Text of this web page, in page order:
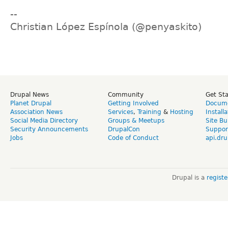
--
Christian López Espínola (@penyaskito)
Drupal News
Planet Drupal
Association News
Social Media Directory
Security Announcements
Jobs
Community
Getting Involved
Services, Training & Hosting
Groups & Meetups
DrupalCon
Code of Conduct
Get
Site
Drupal is a